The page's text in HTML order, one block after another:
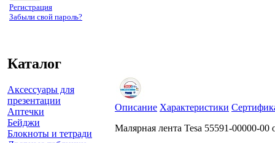
Регистрация
Забыли свой пароль?
Каталог
Аксессуары для
презентации
Аптечки
Бейджи
Блокноты и тетради
Описание Характеристики
Малярная лента Tesa 55591-00000-